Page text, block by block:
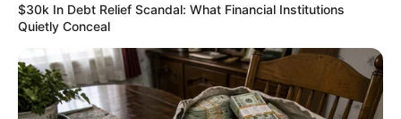
เนื้อหาที่ได้รับการโปรโมต
$30k In Debt Relief Scandal: What Financial Institutions
Quietly Conceal